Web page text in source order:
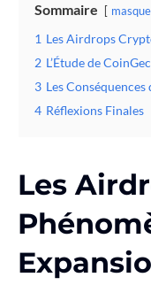
Sommaire
1 Les Airdrops
2 L’Étude de
3 Les
4 Réflexions Finales
Les